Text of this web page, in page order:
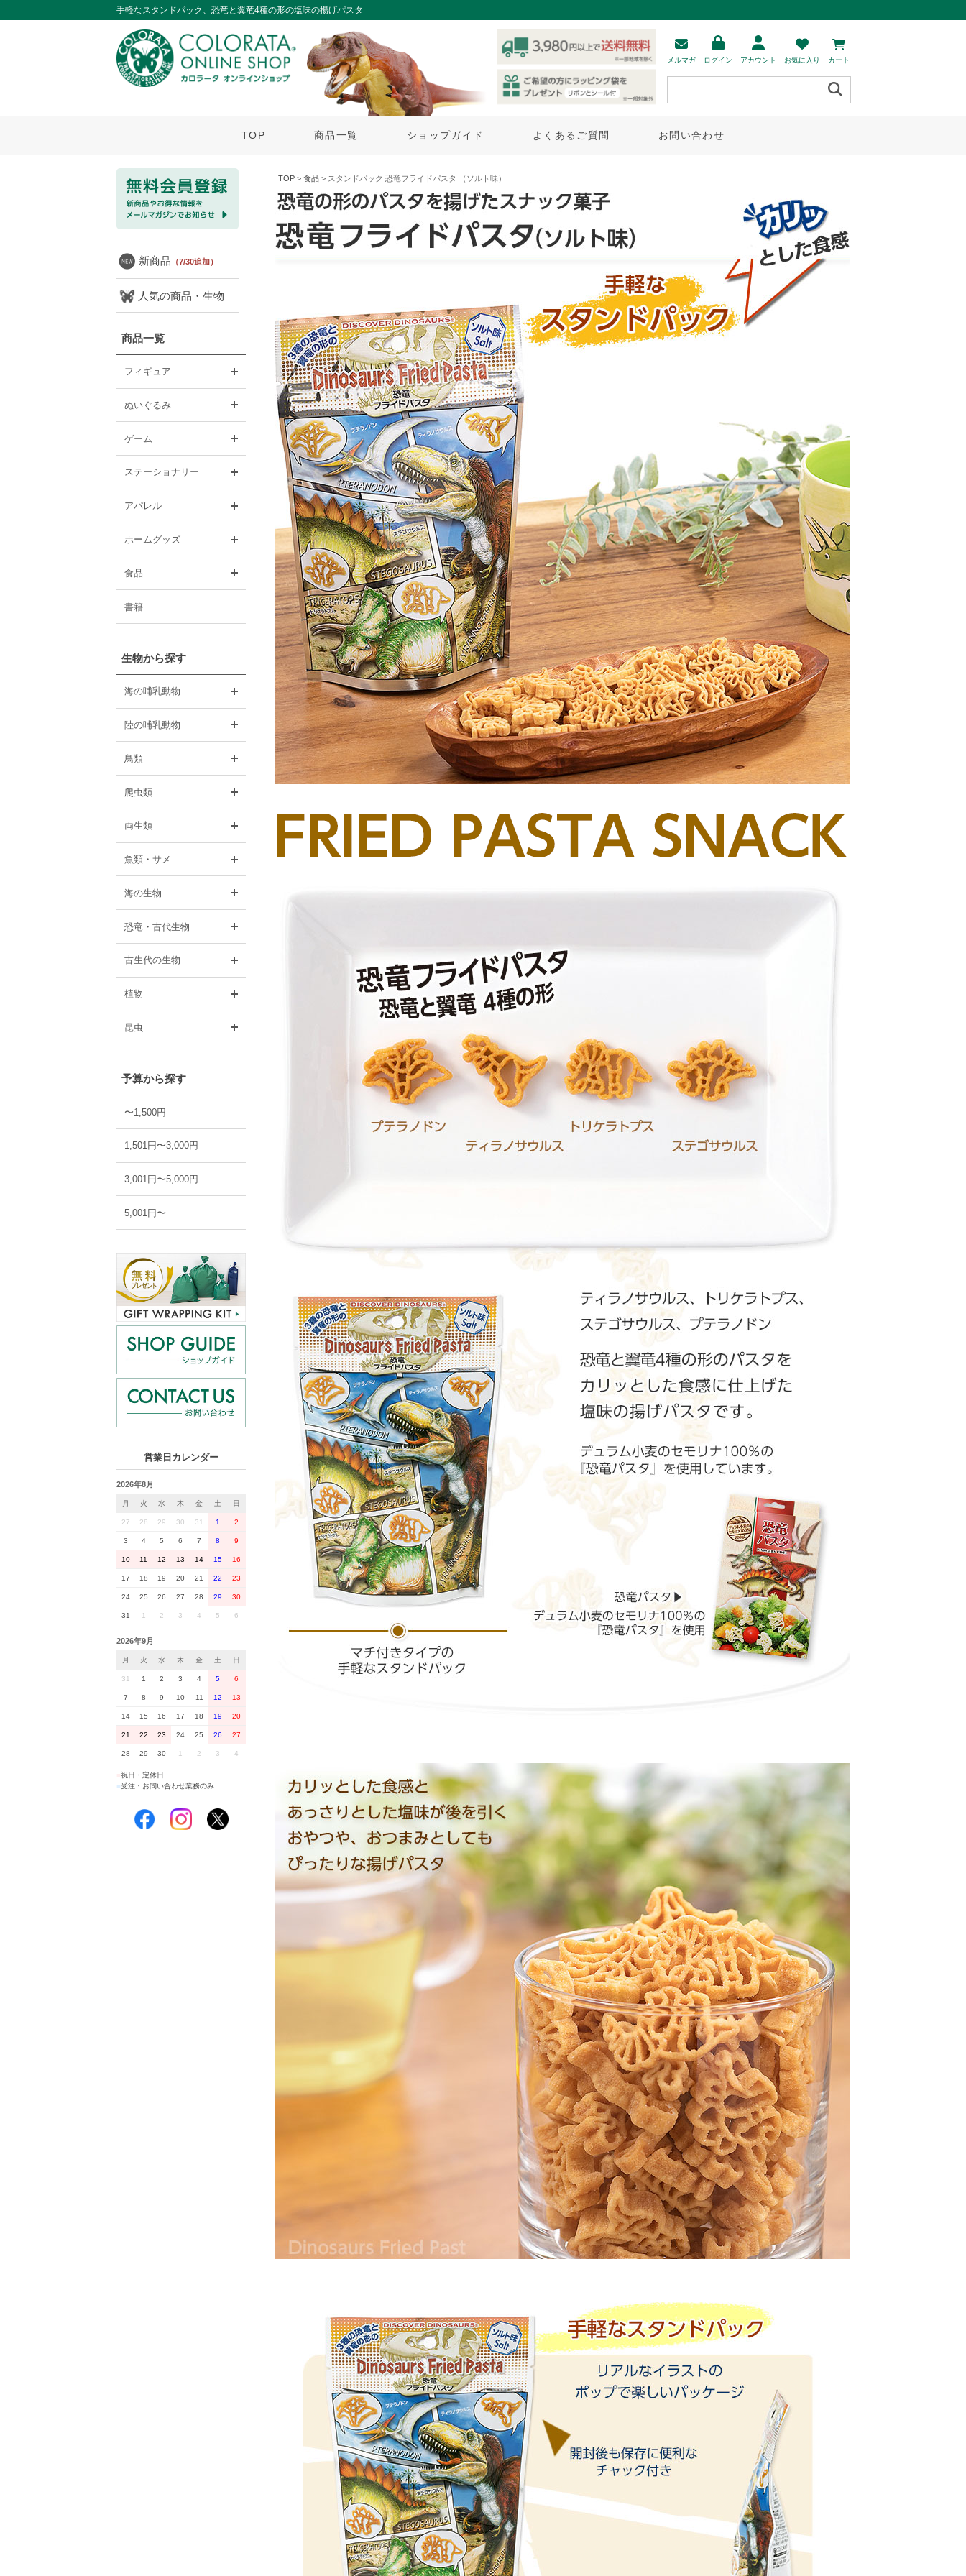
手軽なスタンドパック、恐竜と翼竜4種の形の塩味の揚げパスタ
メルマガ ログイン アカウント お気に入り カート
TOP 商品一覧 ショップガイド よくあるご質問 お問い合わせ
新商品 （7/30追加）
人気の商品・生物
商品一覧
フィギュア
ぬいぐるみ
ゲーム
ステーショナリー
アパレル
ホームグッズ
食品
書籍
生物から探す
海の哺乳動物
陸の哺乳動物
鳥類
爬虫類
両生類
魚類・サメ
海の生物
恐竜・古代生物
古生代の生物
植物
昆虫
予算から探す
〜1,500円
1,501円〜3,000円
3,001円〜5,000円
5,001円〜
営業日カレンダー
2026年8月
月 火 水 木 金 土 日
27 28 29 30 31 1 2
3 4 5 6 7 8 9
10 11 12 13 14 15 16
17 18 19 20 21 22 23
24 25 26 27 28 29 30
31 1 2 3 4 5 6
2026年9月
月 火 水 木 金 土 日
31 1 2 3 4 5 6
7 8 9 10 11 12 13
14 15 16 17 18 19 20
21 22 23 24 25 26 27
28 29 30 1 2 3 4
祝日・定休日
■受注・お問い合わせ業務のみ
TOP > 食品 > スタンドパック 恐竜フライドパスタ （ソルト味）